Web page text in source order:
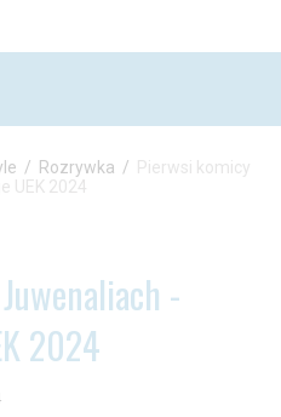
/ Rozrywka / Pierwsi komicy
UEK 2024
-
2024